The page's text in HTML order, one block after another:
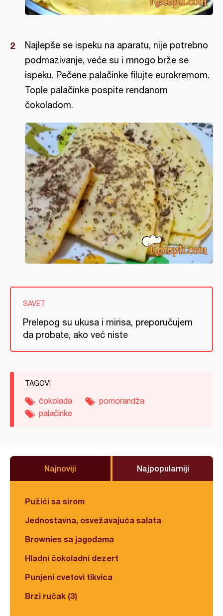
Najlepše se ispeku na aparatu, nije potrebno
podmazivanje, veće su i mnogo brže se
ispeku. Pečene palačinke filujte eurokremom.
Tople palačinke pospite rendanom
čokoladom.
SAVET
Prelepog su ukusa i mirisa, preporučujem
da probate, ako već niste
TAGOVI
čokolada
pomorandža
palačinke
Najnoviji Najpopularniji
Pužići sa sirom
Jednostavna, osvežavajuća salata
Brownies sa jagodama
Hladni čokoladni dezert
Punjeni cvetovi tikvica
Brzi ručak (3)